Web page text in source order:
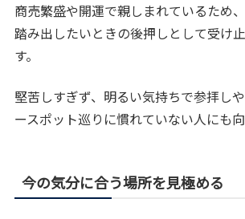
商売繁盛や開運で親しまれているため
踏み出したいときの後押しとして受け
す。
堅苦しすぎず、明るい気持ちで参拝し
ースポット巡りに慣れていない人にも向
今の気分に合う場所を見極める